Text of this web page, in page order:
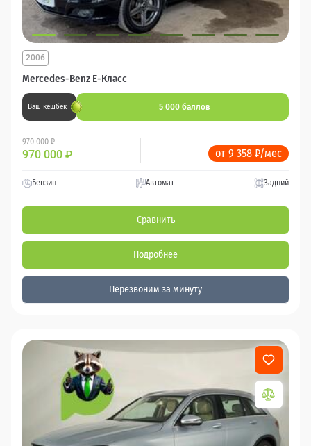
Mercedes-Benz E-Класс
2006
Ваш кешбек 5 000 баллов
970 000 ₽
970 000 ₽ от 9 358 ₽/мес
Бензин Автомат Задний
Сравнить
Подробнее
Перезвоним за минуту